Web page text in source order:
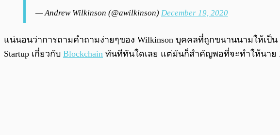
— Andrew Wilkinson (@awilkinson) December 19, 2020
แน่นอนว่าการถามคำถามง่ายๆของ Wilkinson บุคคลที่ถูกขนานนามให้เป็น
Startup เกี่ยวกับ Blockchain ทันทีทันใดเลย แต่มันก็สำคัญพอที่จะทำให้นาย